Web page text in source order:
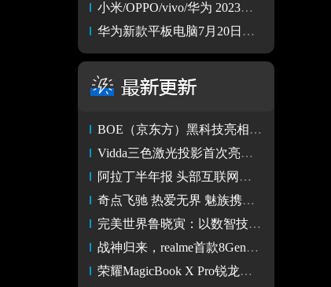
小米/OPPO/vivo/华为 2023年下半年各品牌都会发哪些新机型？
华为新款平板电脑7月20日发布 将配备骁龙7 Gen 1芯片
BOE（京东方）黑科技亮相ChinaJoy 携生态伙伴打造极致电竞盛宴
Vidda三色激光投影首次亮相Chinajoy 玩家亲测：大屏电竞神器！
阿拉丁半年报 头部互联网平台加速拆墙小程序成互联互通关键枢纽
奇点飞驰 热爱无界 魅族携手高通亮相 2023 ChinaJoy
完美世界鲁晓寅：以数智技术驱动游戏价值创造与产业重塑
战神归来，realme首款8Gen2旗舰真我GT5提前亮相
荣耀MagicBook X Pro锐龙版官宣ChinaJoy首秀